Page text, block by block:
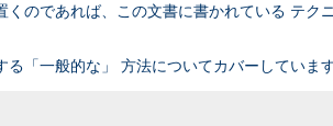
のであれば、この文書に書かれている テク
「一般的な」 方法についてカバーしています